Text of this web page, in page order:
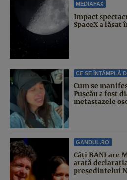
MEDIAFAX
Impact
SpaceX a
CE SE ÎNTÂMPLĂ
Cum se
Pușcău a fost
metastazele
GANDUL.RO
Câți BANI are
arată
președintelui